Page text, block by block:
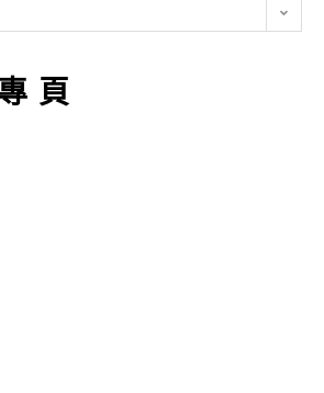
頁